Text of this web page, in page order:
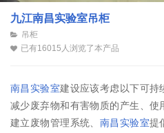
九江南昌实验室吊柜
吊柜
已有16015人浏览了本产品
南昌实验室建设应该考虑以下可持
减少废弃物和有害物质的产生、使
建立废物管理系统、 南昌实验室提